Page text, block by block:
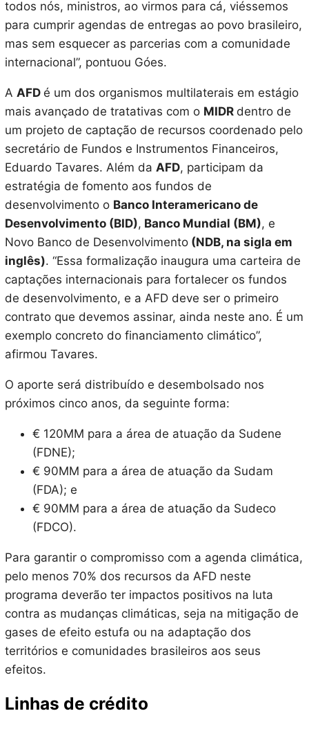
todos nós, ministros, ao virmos para cá, viéssemos
para cumprir agendas de entregas ao povo brasileiro,
mas sem esquecer as parcerias com a comunidade
internacional”, pontuou Góes.
A AFD é um dos organismos multilaterais em estágio
mais avançado de tratativas com o MIDR dentro de
um projeto de captação de recursos coordenado pelo
secretário de Fundos e Instrumentos Financeiros,
Eduardo Tavares. Além da AFD, participam da
estratégia de fomento aos fundos de
desenvolvimento o Banco Interamericano de
Desenvolvimento (BID), Banco Mundial (BM), e
Novo Banco de Desenvolvimento(NDB, na sigla em
inglês). “Essa formalização inaugura uma carteira de
captações internacionais para fortalecer os fundos
de desenvolvimento, e a AFD deve ser o primeiro
contrato que devemos assinar, ainda neste ano. É um
exemplo concreto do financiamento climático”,
afirmou Tavares.
O aporte será distribuído e desembolsado nos
próximos cinco anos, da seguinte forma:
€ 120MM para a área de atuação da Sudene
(FDNE);
€ 90MM para a área de atuação da Sudam
(FDA); e
€ 90MM para a área de atuação da Sudeco
(FDCO).
Para garantir o compromisso com a agenda climática,
pelo menos 70% dos recursos da AFD neste
programa deverão ter impactos positivos na luta
contra as mudanças climáticas, seja na mitigação de
gases de efeito estufa ou na adaptação dos
territórios e comunidades brasileiros aos seus
efeitos.
Linhas de crédito